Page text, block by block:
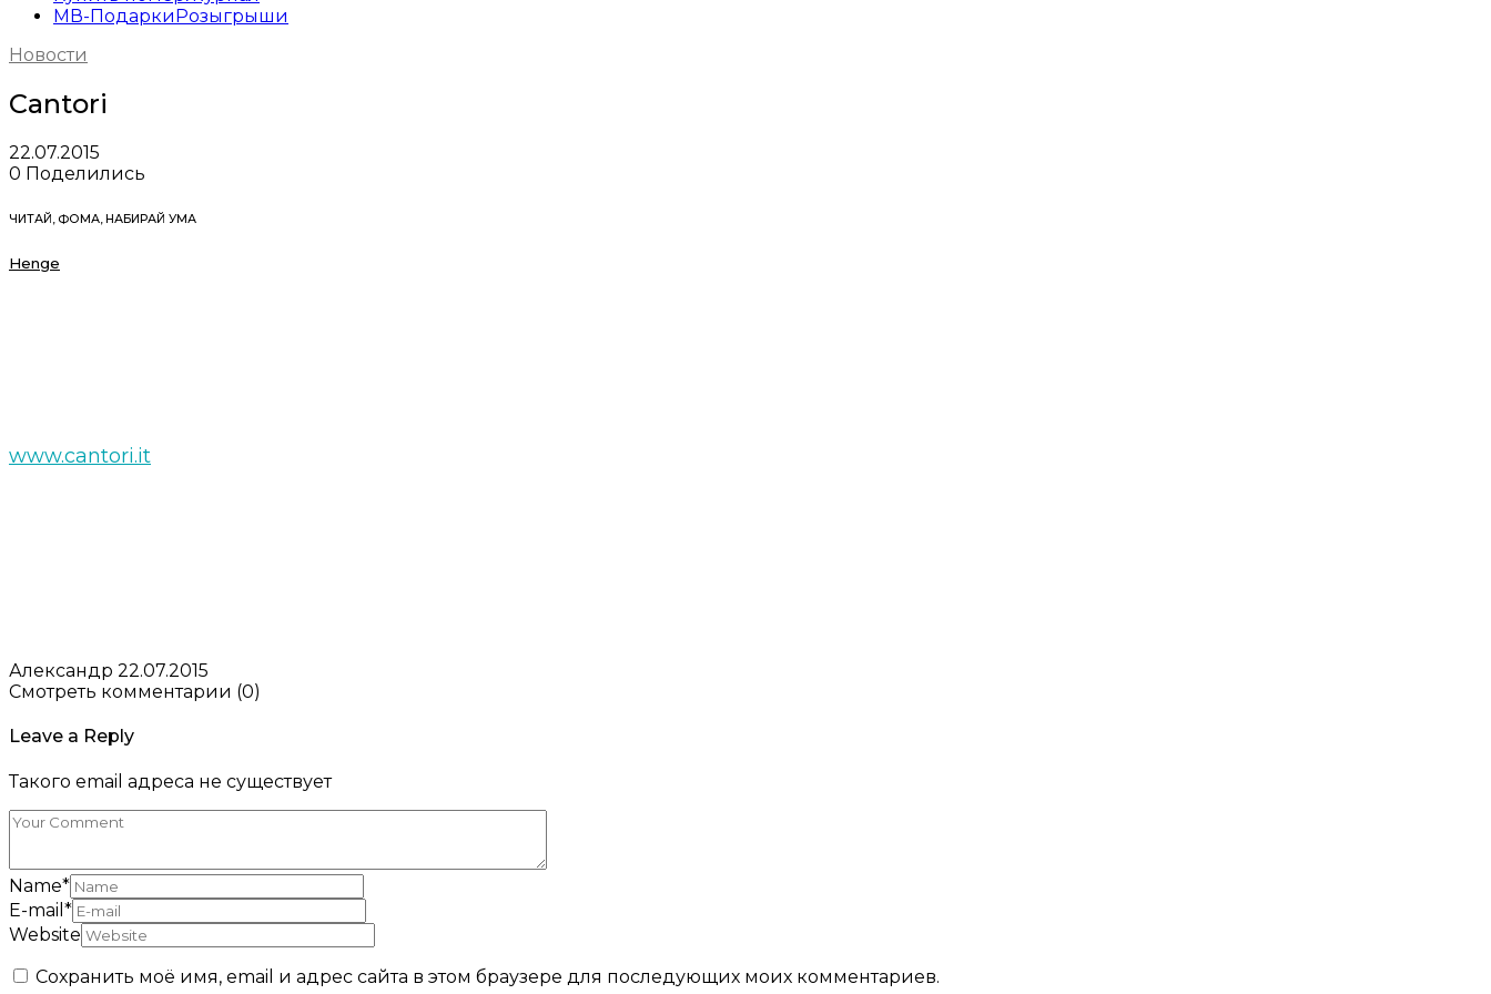
МВ-Подарки Розыгрыши
Новости
Cantori
22.07.2015
0 Поделились
ЧИТАЙ, ФОМА, НАБИРАЙ УМА
Henge
www.cantori.it
Александр 22.07.2015
Смотреть комментарии (0)
Leave a Reply
Такого email адреса не существует
Name*
E-mail *
Website
Сохранить моё имя, email и адрес сайта в этом браузере для последующих моих комментариев.